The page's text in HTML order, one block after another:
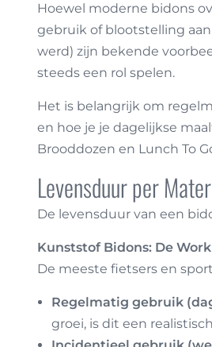
Hoewel moderne bidons
gebruik of blootstelling
werd) zijn bekende
steeds een rol spelen.
Het is belangrijk om
en hoe je je dagelijkse
Brooddozen en Lunch To
Levensduur per
De levensduur van een
Kunststof Bidons: De
De meeste fietsers en
Regelmatig gebruik
groei, is dit een